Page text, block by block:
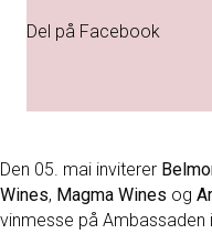
Del på Facebook
Den 05. mai inviterer
Wines, Magma Wines og
vinmesse på Ambassaden